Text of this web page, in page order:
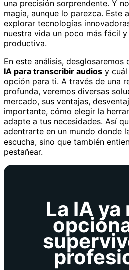
una precisión sorprendente. Y
magia, aunque lo parezca. Este
explorar tecnologías
nuestra vida un poco más fácil
productiva.
En este análisis, desglosaremos
IA para transcribir audios y
opción para ti. A través de una
profunda, veremos diversas
mercado, sus ventajas,
importante, cómo elegir la
adapte a tus necesidades. Así
adentrarte en un mundo donde
escucha, sino que también
pestañear.
La IA ya